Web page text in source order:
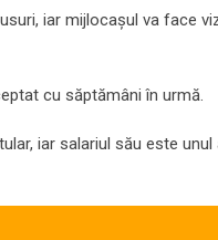
iar mijlocașul va face
cu săptămâni în urmă.
iar salariul său este